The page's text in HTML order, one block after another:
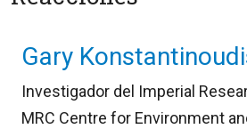
Gary
Investigador del Imperial
MRC Centre for Environment